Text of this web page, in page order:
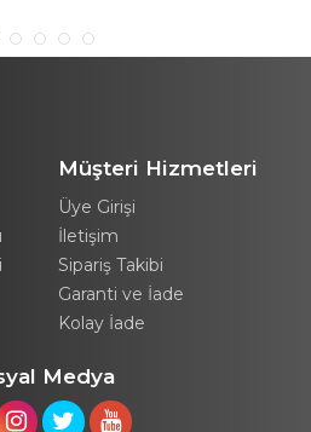
Müşteri Hizmetleri
Üye Girişi
İletişim
Sipariş Takibi
Garanti ve İade
Kolay İade
Medya